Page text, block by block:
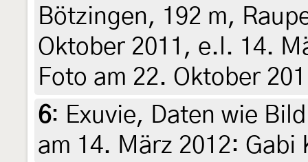
Bötzingen, 192 m,
Oktober 2011, e.l. 14.
Foto am 22. Oktober
6: Exuvie, Daten wie
am 14. März 2012: Gabi